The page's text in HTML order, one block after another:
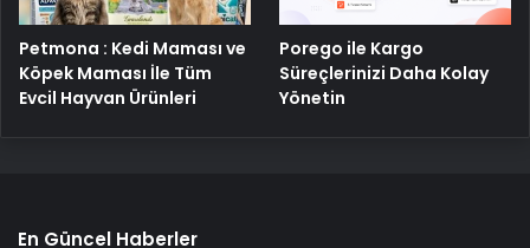
Petmona : Kedi Maması ve
Köpek Maması İle Tüm
Evcil Hayvan Ürünleri
Porego ile Kargo
Süreçlerinizi Daha Kolay
Yönetin
En Güncel Haberler